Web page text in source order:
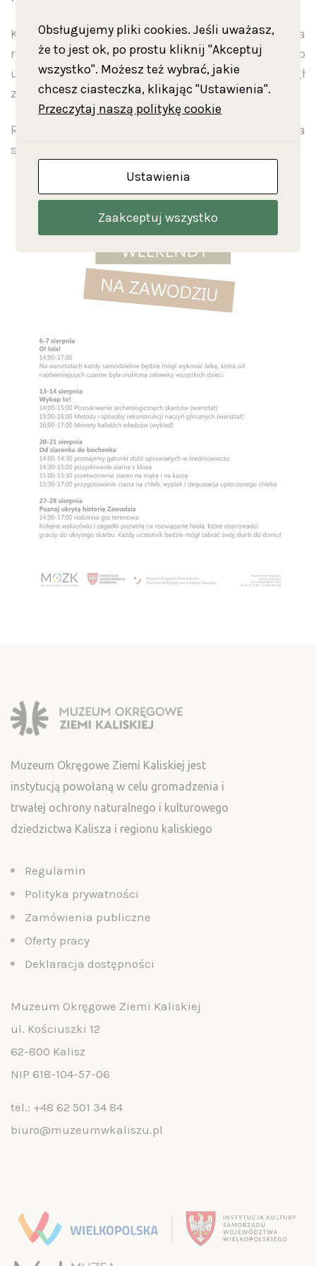
Kolejne wskazówki i zagadki pozwolą na
rozwiązanie hasła, które doprowadzi graczy do
ukrytego skarbu. Każdy uczestnik będzie mógł
zabrać swój skarb do domu!
Rodzinne weekendy na Zawodziu potrwają do końca
sierpnia.
Muzeum Okręgowe Ziemi Kaliskiej jest
instytucją powołaną w celu gromadzenia i
trwałej ochrony naturalnego i kulturowego
dziedzictwa Kalisza i regionu kaliskiego
Regulamin
Polityka prywatności
Zamówienia publiczne
Oferty pracy
Deklaracja dostępności
Muzeum Okręgowe Ziemi Kaliskiej
ul. Kościuszki 12
62-800 Kalisz
NIP 618-104-57-06
tel.: +48 62 501 34 84
biuro@muzeumwkaliszu.pl
Obsługujemy pliki cookies. Jeśli uważasz,
że to jest ok, po prostu kliknij "Akceptuj
wszystko". Możesz też wybrać, jakie
chcesz ciasteczka, klikając "Ustawienia".
Przeczytaj naszą politykę cookie
Ustawienia
Zaakceptuj wszystko